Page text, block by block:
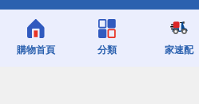
購物首頁 分類 家速配